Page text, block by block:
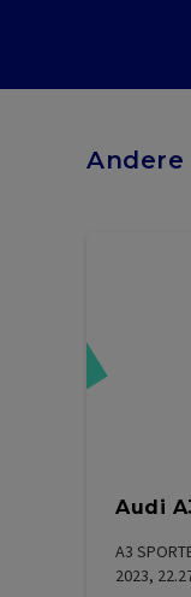
Andere
Audi
A3
2023,